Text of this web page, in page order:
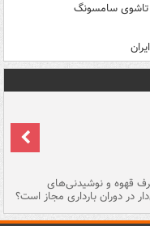
سامسونگ
قهوه و نوشیدنی‌های
در دوران بارداری مجاز است؟